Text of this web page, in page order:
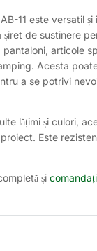
11 este versatil
de sustinere
articole
Acesta
a se potrivi
lățimi și culori,
Este
șicomandați